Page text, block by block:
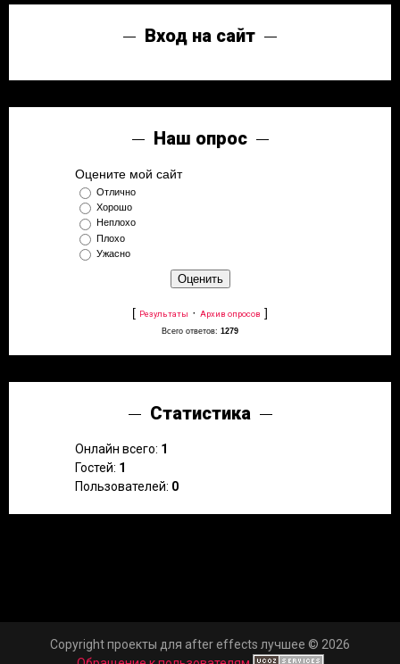
Вход на сайт
Наш опрос
Оцените мой сайт
Отлично
Хорошо
Неплохо
Плохо
Ужасно
[ Результаты · Архив опросов ]
Всего ответов: 1279
Статистика
Онлайн всего: 1
Гостей: 1
Пользователей: 0
Copyright проекты для after effects лучшее © 2026